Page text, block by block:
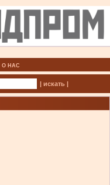
О НАС
| искать |